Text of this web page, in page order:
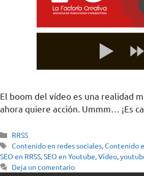
El boom del vídeo es una realidad
ahora quiere acción. Ummm… ¡Es
RRSS
Contenido en redes sociales,Contenido
SEO en RRSS,SEO en Youtube,Vídeo,
Deja un comentario